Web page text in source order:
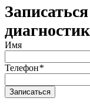
Имя
Телефон*